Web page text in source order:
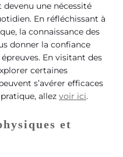
devenu une nécessité
En réfléchissant à
la connaissance des
donner la confiance
En visitant des
certaines
s’avérer efficaces
allez voir ici.
et